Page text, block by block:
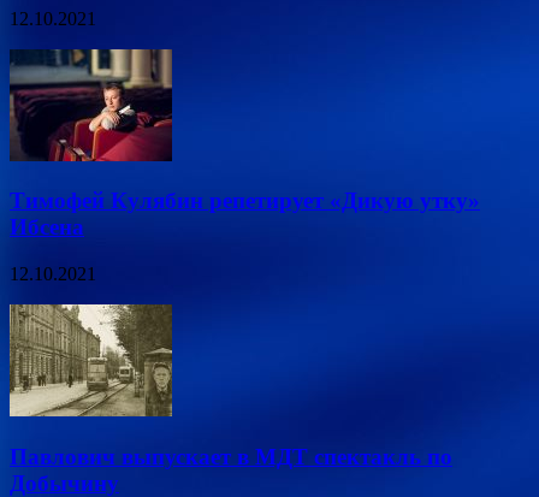
12.10.2021
Тимофей Кулябин репетирует «Дикую утку»
Ибсена
12.10.2021
Павлович выпускает в МДТ спектакль по
Добычину